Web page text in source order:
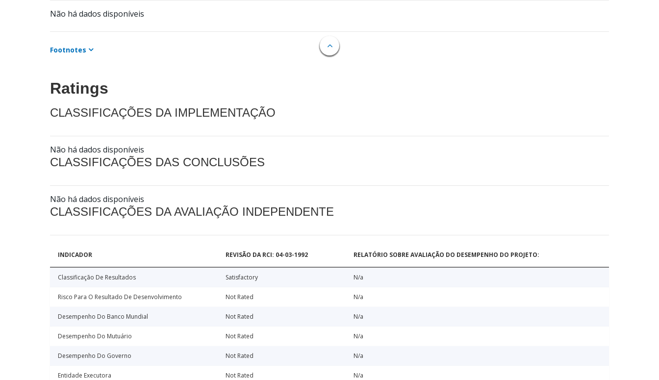
Não há dados disponíveis
Footnotes
Ratings
CLASSIFICAÇÕES DA IMPLEMENTAÇÃO
Não há dados disponíveis
CLASSIFICAÇÕES DAS CONCLUSÕES
Não há dados disponíveis
CLASSIFICAÇÕES DA AVALIAÇÃO INDEPENDENTE
INDICADOR REVISÃO DA RCI: 04-03-1992 RELATÓRIO SOBRE AVALIAÇÃO DO DESEMPENHO DO PROJETO:
Classificação De Resultados Satisfactory N/a
Risco Para O Resultado De Desenvolvimento Not Rated N/a
Desempenho Do Banco Mundial Not Rated N/a
Desempenho Do Mutuário Not Rated N/a
Desempenho Do Governo Not Rated N/a
Entidade Executora Not Rated N/a